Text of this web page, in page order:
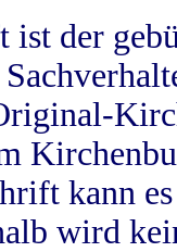
ist der
kann
wird